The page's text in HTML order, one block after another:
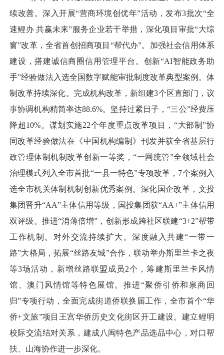
续改善。深入开展“营商环境创优年”活动，发布3批次“全
速鲤办 共赢未来”服务企业若干举措，深化项目审批“大综
窗”改革，全省首创招商项目“帮代办”。加强社会信用体系
建设，搭建诚信商圈信用管理平台。创新“AI智能政务助
手”经验做法入选全国数字赋能审批制度改革典型案例。体
制改革持续深化。完成机构改革，新组建3个区直部门，议
事协调机构精简率达88.6%。坚持过紧日子，“三公”经费压
降超10%。谋划实施22个年度重点改革项目，“大部制”协
同改革经验做法在《中国机构编制》刊发并获全省基层行
政管理体制机制改革创新一等奖，“一网统管”全领域社会
治理模式列入全市首批“一县一特色”专项改革，7个案例入
选全市机关体制机制创新优秀案例。深化国企改革，文投
集团晋升“AA”主体信用等级，国投集团获“AA+”主体信用
双评级。推进“消薄倍增”，创新形成跨社区联建“3+2”帮带
工作机制。对外交流持续扩大。深度融入共建“一带一
路”大格局，拓展“丝路友城”合作，联动举办斯里兰卡之夜
等3场活动，新增丝路联盟成员2个，筹建斯里兰卡风情
馆、澳门风情馆等特色展馆。推进“聚侨引侨和泉商回
归”专项行动，全面完成街道侨联换届工作，全市首个“华
侨+文旅”项目王宫华侨历史文化街区开工建设。建立鲤明
校际交流结对关系，建成八闽特色产品选品中心，对口帮
扶、山海协作进一步深化。